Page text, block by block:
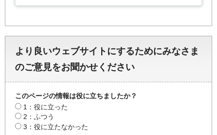
より良いウェブサイトにするためにみなさま
のご意見をお聞かせください
このページの情報は役に立ちましたか？
1：役に立った
2：ふつう
3：役に立たなかった